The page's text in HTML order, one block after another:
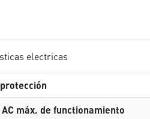
electricas
AC máx. de functionamiento